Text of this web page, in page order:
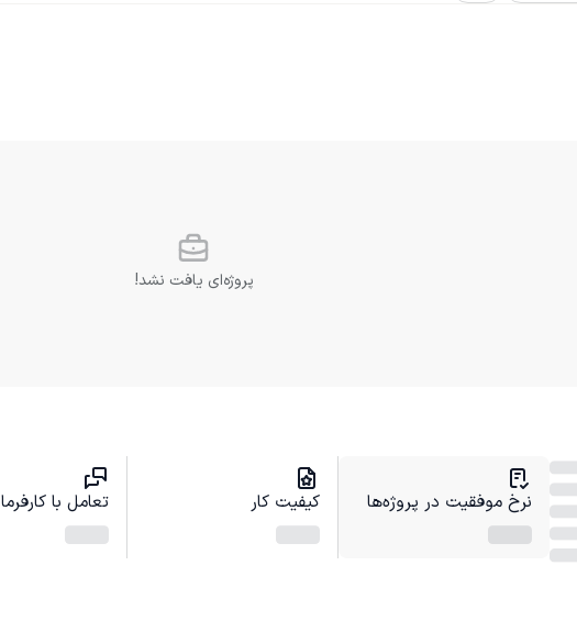
پروژه‌ای یافت نشد!
نرخ موفقیت در پروژه‌ها کیفیت کار تعامل با کارفرما